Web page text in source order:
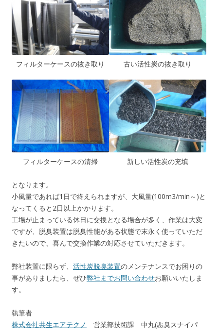
フィルターケースの抜き取り 古い活性炭の抜き取り
フィルターケースの清掃 新しい活性炭の充填
となります。
小風量であれば1日で終えられますが、大風量(100m3/min～)と
なってくると2日以上かかります。
工場が止まっている休日に交換となる場合が多く、作業は大変
ですが、脱臭装置は脱臭性能がある状態で末永く使っていただ
きたいので、喜んで交換作業の対応させていただきます。
弊社装置に限らず、 活性炭脱臭装置のメンテナンスでお困りの
事がありましたら、ぜひ弊社までお問い合わせお願いいたしま
す。
執筆者
株式会社共生エアテクノ
営業部技術課 中丸(悪臭スナイパ